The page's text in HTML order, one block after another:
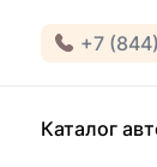
+7
Каталог